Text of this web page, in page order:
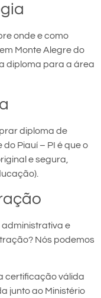
onde e como
Monte Alegre do
diploma para a área
diploma de
Piauí – PI é que o
e segura,
e
Nós podemos
certificação válida
junto ao Ministério